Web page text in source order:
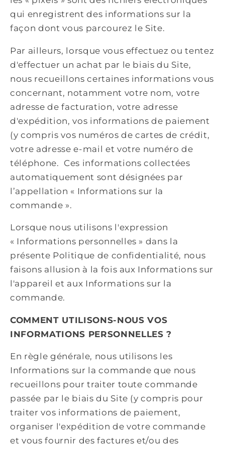
qui enregistrent des informations sur la
façon dont vous parcourez le Site.
Par ailleurs, lorsque vous effectuez ou tentez
d'effectuer un achat par le biais du Site,
nous recueillons certaines informations vous
concernant, notamment votre nom, votre
adresse de facturation, votre adresse
d'expédition, vos informations de paiement
(y compris vos numéros de cartes de crédit,
votre adresse e-mail et votre numéro de
téléphone. Ces informations collectées
automatiquement sont désignées par
l’appellation « Informations sur la
commande ».
Lorsque nous utilisons l'expression
« Informations personnelles » dans la
présente Politique de confidentialité, nous
faisons allusion à la fois aux Informations sur
l'appareil et aux Informations sur la
commande.
COMMENT UTILISONS-NOUS VOS
INFORMATIONS PERSONNELLES ?
En règle générale, nous utilisons les
Informations sur la commande que nous
recueillons pour traiter toute commande
passée par le biais du Site (y compris pour
traiter vos informations de paiement,
organiser l'expédition de votre commande
et vous fournir des factures et/ou des